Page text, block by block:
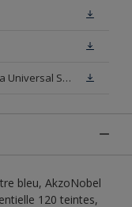
Fiche de données de sécurité Alpha Universal Satin Base W05
bleu, AkzoNobel
120 teintes,